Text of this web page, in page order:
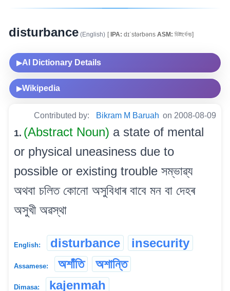
disturbance (English) [IPA: dɪˈstərbəns ASM: ডিষ্টাৰ্বেনচ]
▶AI Dictionary Details
▶Wikipedia
Contributed by: Bikram M Baruah on 2008-08-09
1. (Abstract Noun) a state of mental
or physical uneasiness due to
possible or existing trouble সম্ভাৱ্য
অথবা চলিত কোনো অসুবিধাৰ বাবে মন বা দেহৰ
অসুখী অৱস্থা
English: disturbance insecurity
Assamese: অশাঁতি অশান্তি
Dimasa: kajenmah